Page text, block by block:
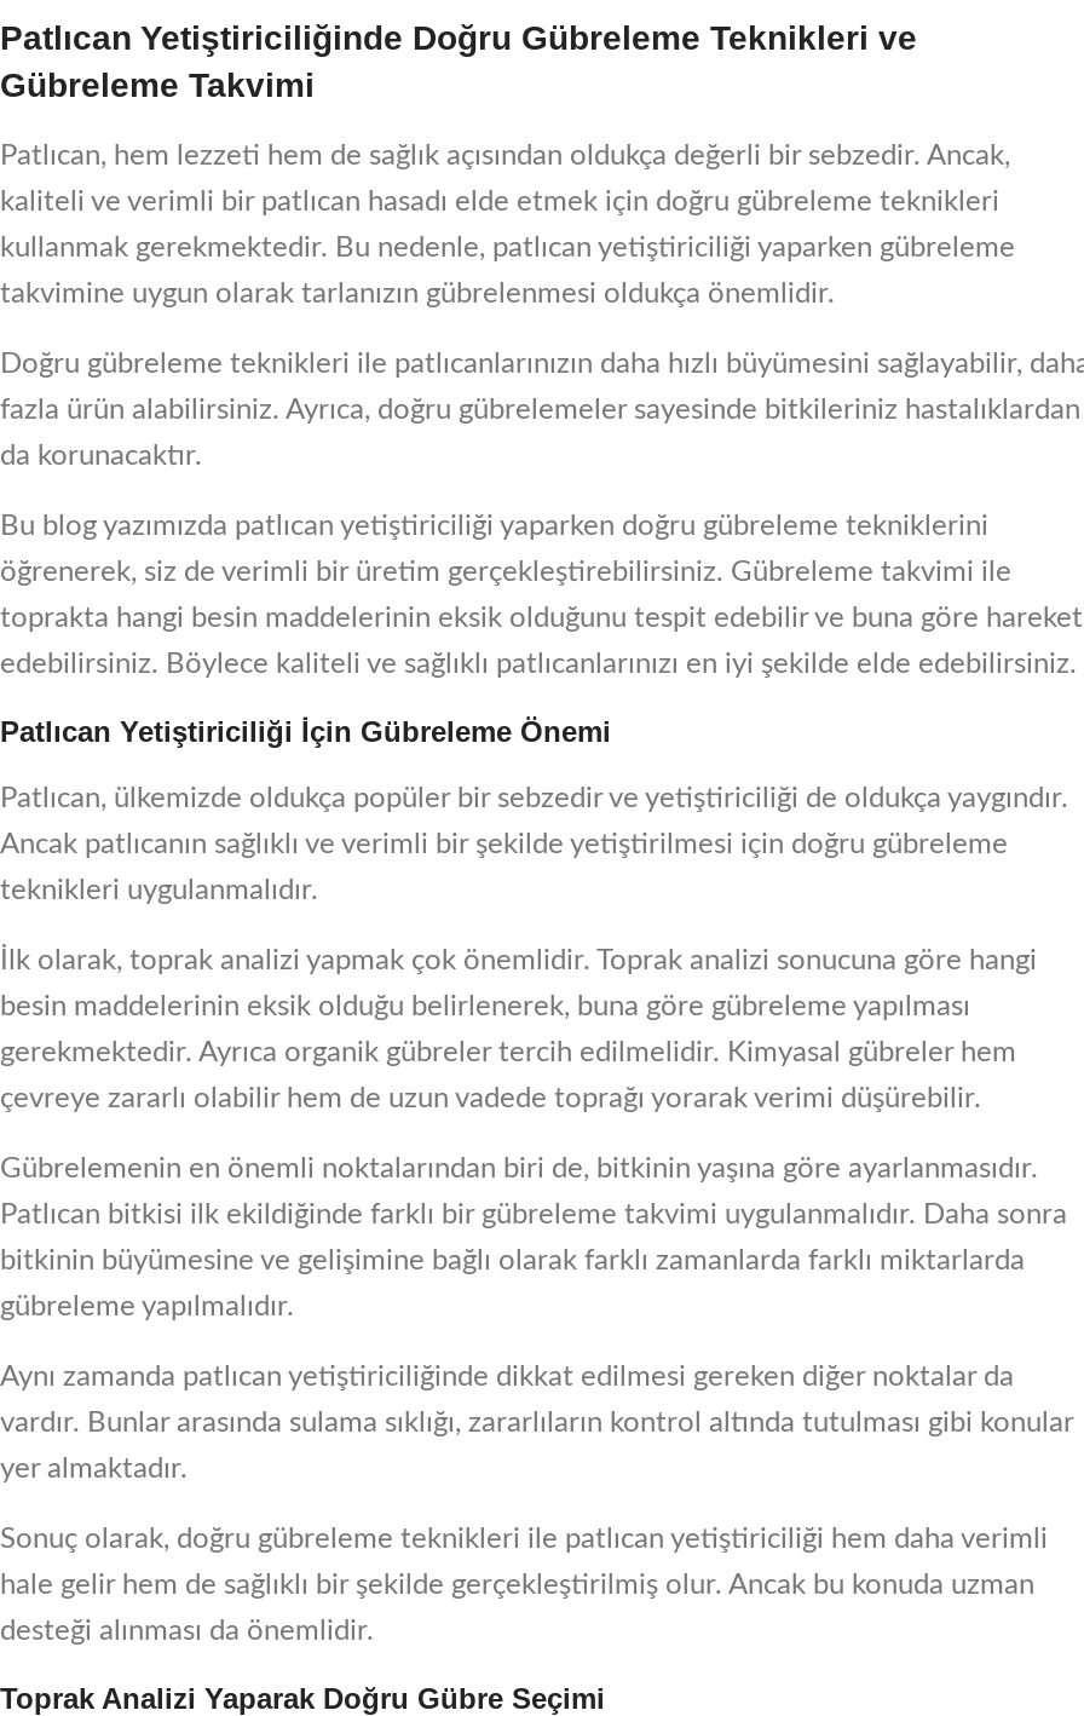
Patlıcan Yetiştiriciliğinde Doğru Gübreleme Teknikleri ve
Gübreleme Takvimi
Patlıcan, hem lezzeti hem de sağlık açısından oldukça değerli bir sebzedir. Ancak,
kaliteli ve verimli bir patlıcan hasadı elde etmek için doğru gübreleme teknikleri
kullanmak gerekmektedir. Bu nedenle, patlıcan yetiştiriciliği yaparken gübreleme
takvimine uygun olarak tarlanızın gübrelenmesi oldukça önemlidir.
Doğru gübreleme teknikleri ile patlıcanlarınızın daha hızlı büyümesini sağlayabilir,
fazla ürün alabilirsiniz. Ayrıca, doğru gübrelemeler sayesinde bitkileriniz hastalıklardan
da korunacaktır.
Bu blog yazımızda patlıcan yetiştiriciliği yaparken doğru gübreleme tekniklerini
öğrenerek, siz de verimli bir üretim gerçekleştirebilirsiniz. Gübreleme takvimi ile
toprakta hangi besin maddelerinin eksik olduğunu tespit edebilir ve buna göre hareket
edebilirsiniz. Böylece kaliteli ve sağlıklı patlıcanlarınızı en iyi şekilde elde edebilirsiniz.
Patlıcan Yetiştiriciliği İçin Gübreleme Önemi
Patlıcan, ülkemizde oldukça popüler bir sebzedir ve yetiştiriciliği de oldukça yaygındır.
Ancak patlıcanın sağlıklı ve verimli bir şekilde yetiştirilmesi için doğru gübreleme
teknikleri uygulanmalıdır.
İlk olarak, toprak analizi yapmak çok önemlidir. Toprak analizi sonucuna göre hangi
besin maddelerinin eksik olduğu belirlenerek, buna göre gübreleme yapılması
gerekmektedir. Ayrıca organik gübreler tercih edilmelidir. Kimyasal gübreler hem
çevreye zararlı olabilir hem de uzun vadede toprağı yorarak verimi düşürebilir.
Gübrelemenin en önemli noktalarından biri de, bitkinin yaşına göre ayarlanmasıdır.
Patlıcan bitkisi ilk ekildiğinde farklı bir gübreleme takvimi uygulanmalıdır. Daha sonra
bitkinin büyümesine ve gelişimine bağlı olarak farklı zamanlarda farklı miktarlarda
gübreleme yapılmalıdır.
Aynı zamanda patlıcan yetiştiriciliğinde dikkat edilmesi gereken diğer noktalar da
vardır. Bunlar arasında sulama sıklığı, zararlıların kontrol altında tutulması gibi konular
yer almaktadır.
Sonuç olarak, doğru gübreleme teknikleri ile patlıcan yetiştiriciliği hem daha verimli
hale gelir hem de sağlıklı bir şekilde gerçekleştirilmiş olur. Ancak bu konuda uzman
desteği alınması da önemlidir.
Toprak Analizi Yaparak Doğru Gübre Seçimi